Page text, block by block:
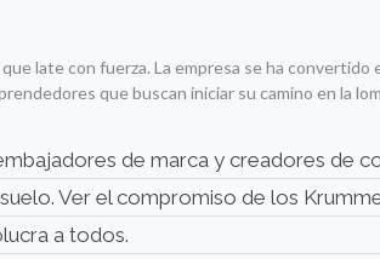
late con fuerza. La empresa se ha convertido
que buscan iniciar su camino en la
de marca y creadores de
Ver el compromiso de los
a todos.